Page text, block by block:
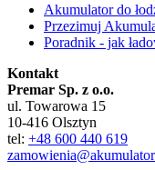
Akumulator do
Przezimuj
Poradnik - jak
Kontakt
Premar Sp. z o.o.
ul. Towarowa 15
10-416 Olsztyn
tel: +48 600 440 619